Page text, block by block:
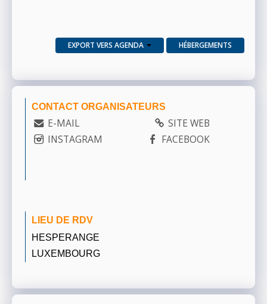
EXPORT VERS AGENDA HÉBERGEMENTS
CONTACT ORGANISATEURS
E-MAIL
SITE WEB
INSTAGRAM
FACEBOOK
LIEU DE RDV
HESPERANGE
LUXEMBOURG